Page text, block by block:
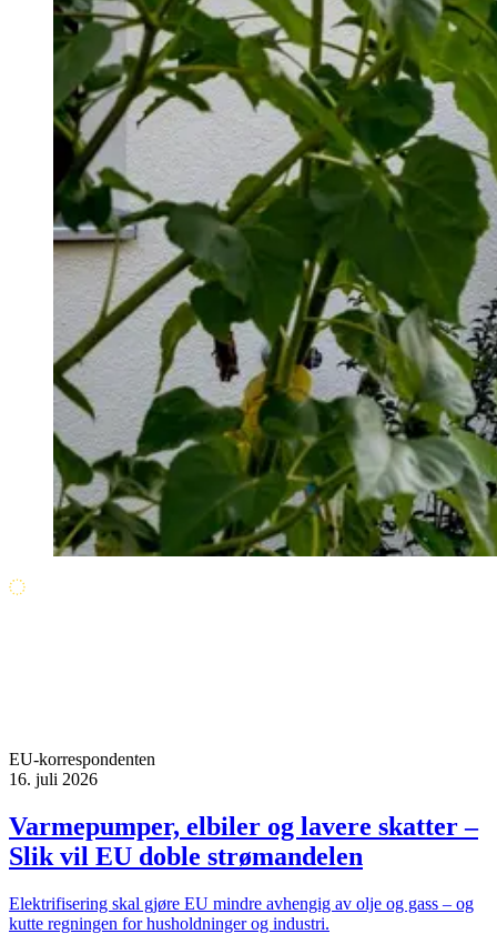
EU-korrespondenten
16. juli 2026
Varmepumper, elbiler og lavere skatter –
Slik vil EU doble strømandelen
Elektrifisering skal gjøre EU mindre avhengig av olje og gass – og
kutte regningen for husholdninger og industri.